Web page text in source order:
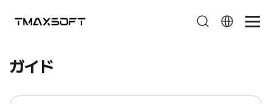
ガイド
ガイド